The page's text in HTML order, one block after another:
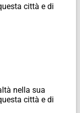
città e di
nella sua
città e di